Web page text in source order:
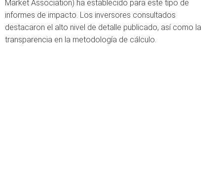
Market Association) ha establecido para este tipo de
informes de impacto. Los inversores consultados
destacaron el alto nivel de detalle publicado, así como la
transparencia en la metodología de cálculo.